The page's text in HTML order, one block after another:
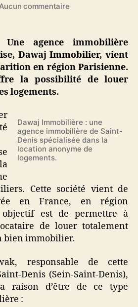
Aucun commentairesur
une
agence
immobilière
pour
Une agence immobilière
Dawaj Immobilier, vient
en région Parisienne.
la possibilité de louer
logements.
Dawaj Immobilière : une
agence immobilière de Saint-
Denis spécialisée dans la
location anonyme de
logements.
Cette société vient de
en France, en région
objectif est de permettre à
de louer totalement
bien immobilier.
responsable de cette
Denis (Sein-Saint-Denis),
raison d’être de ce type
: